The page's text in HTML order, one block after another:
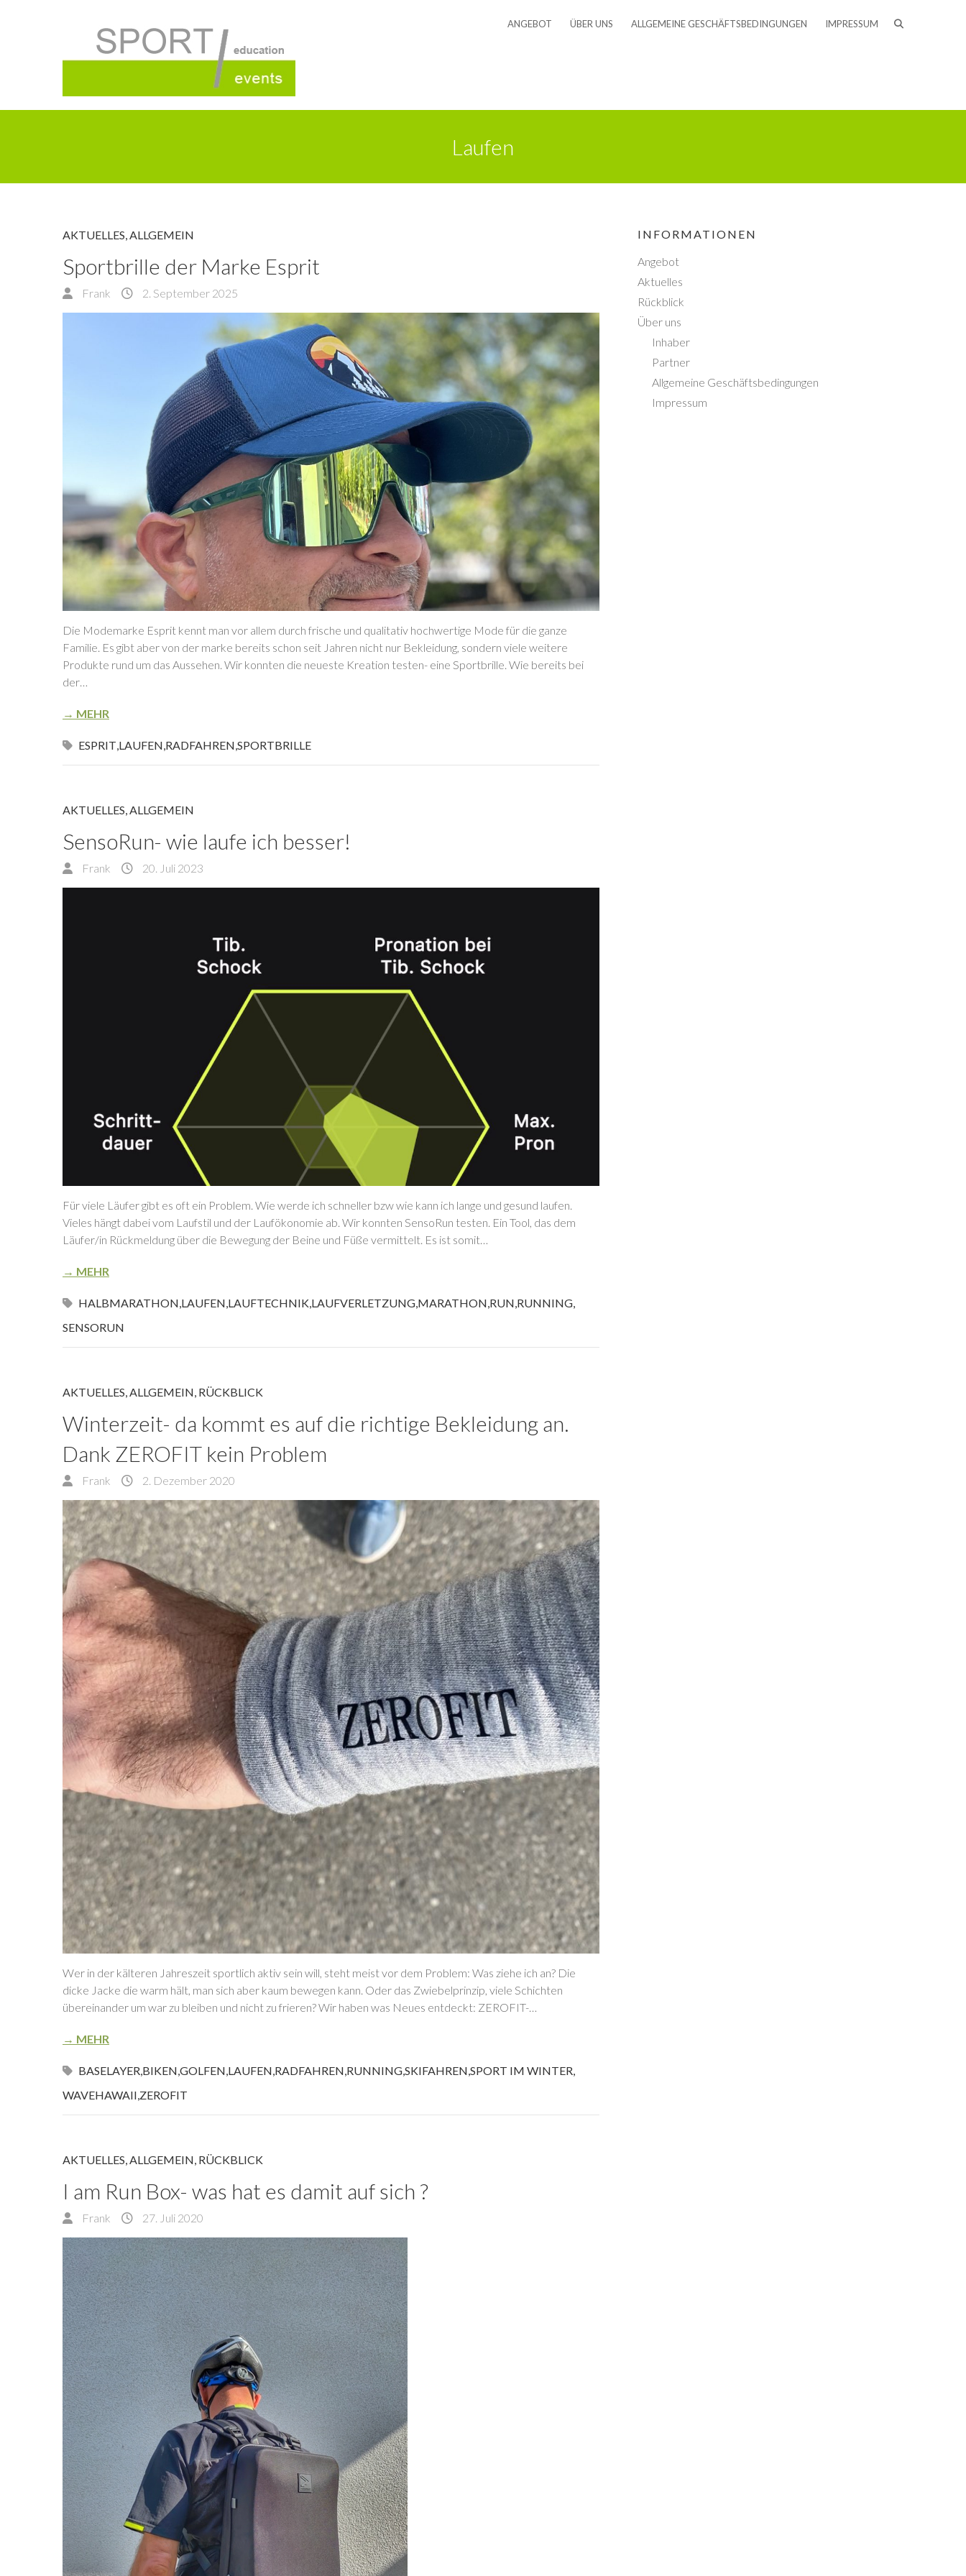
ANGEBOT ÜBER UNS ALLGEMEINE GESCHÄFTSBEDINGUNGEN IMPRESSUM
Laufen
AKTUELLES,ALLGEMEIN
Sportbrille der Marke Esprit
Frank 2. September 2025
Die Modemarke Esprit kennt man vor allem durch frische und qualitativ hochwertige Mode für die ganze
Familie. Es gibt aber von der marke bereits schon seit Jahren nicht nur Bekleidung, sondern viele weitere
Produkte rund um das Aussehen. Wir konnten die neueste Kreation testen- eine Sportbrille. Wie bereits bei
der…
→ MEHR
ESPRIT LAUFEN RADFAHREN SPORTBRILLE
AKTUELLES ALLGEMEIN
SensoRun- wie laufe ich besser!
Frank 20. Juli 2023
Für viele Läufer gibt es oft ein Problem. Wie werde ich schneller bzw wie kann ich lange und gesund laufen.
Vieles hängt dabei vom Laufstil und der Laufökonomie ab. Wir konnten SensoRun testen. Ein Tool, das dem
Läufer/in Rückmeldung über die Bewegung der Beine und Füße vermittelt. Es ist somit…
→ MEHR
HALBMARATHON LAUFEN LAUFTECHNIK LAUFVERLETZUNG MARATHON RUN RUNNING
SENSORUN
AKTUELLES ALLGEMEIN RÜCKBLICK
Winterzeit- da kommt es auf die richtige Bekleidung an.
Dank ZEROFIT kein Problem
Frank 2. Dezember 2020
Wer in der kälteren Jahreszeit sportlich aktiv sein will, steht meist vor dem Problem: Was ziehe ich an? Die
dicke Jacke die warm hält, man sich aber kaum bewegen kann. Oder das Zwiebelprinzip, viele Schichten
übereinander um war zu bleiben und nicht zu frieren? Wir haben was Neues entdeckt: ZEROFIT-…
→ MEHR
BASELAYER,BIKEN,GOLFEN,LAUFEN,RADFAHREN,RUNNING,SKIFAHREN,SPORT IM WINTER,
WAVEHAWAII,ZEROFIT
AKTUELLES,ALLGEMEIN, RÜCKBLICK
I am Run Box- was hat es damit auf sich ?
Frank 27. Juli 2020
INFORMATIONEN
Angebot
Aktuelles
Rückblick
Über uns
Inhaber
Partner
Allgemeine Geschäftsbedingungen
Impressum